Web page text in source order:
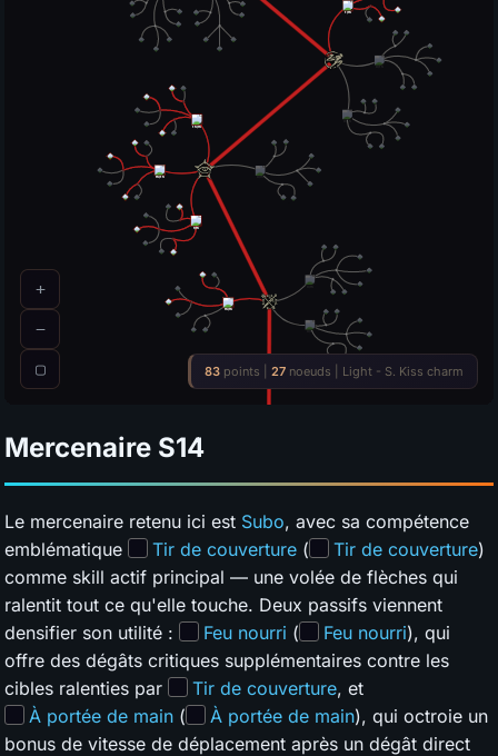
Mercenaire S14
Le mercenaire retenu ici est Subo, avec sa compétence
emblématique
Tir de couverture ( Tir de couverture)
comme skill actif principal — une volée de flèches qui
ralentit tout ce qu'elle touche. Deux passifs viennent
densifier son utilité :
Feu nourri ( Feu nourri), qui
offre des dégâts critiques supplémentaires contre les
cibles ralenties par
Tir de couverture, et
À portée de main ( À portée de main), qui octroie un
bonus de vitesse de déplacement après un dégât direct